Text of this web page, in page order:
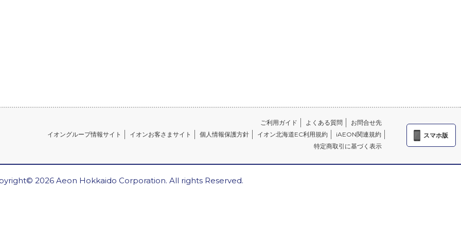
ご利用ガイド よくある質問
お問合せ先
イオングループ情報サイト
イオンお客さまサイト 個人情報保護方針 イオン北海道EC利用規約
iAEON関連規約
特定商取引に基づく表示
スマホ版
2026 Aeon Hokkaido Corporation. All rights Reserved.